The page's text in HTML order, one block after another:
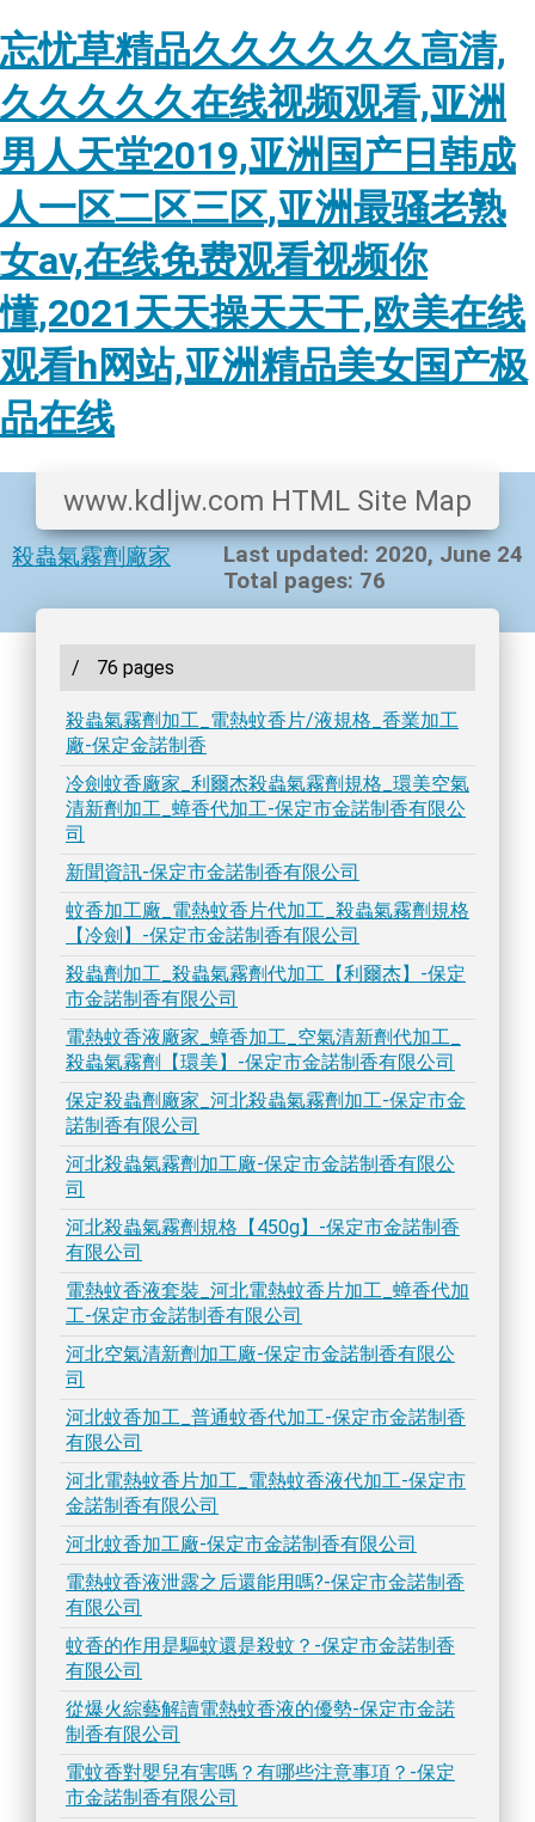
忘忧草精品久久久久久久高清,
久久久久久在线视频观看,亚洲
男人天堂2019,亚洲国产日韩成
人一区二区三区,亚洲最骚老熟
女av,在线免费观看视频你
懂,2021天天操天天干,欧美在线
观看h网站,亚洲精品美女国产极
品在线
www.kdljw.com HTML Site Map
Last updated: 2020, June 24
Total pages: 76
殺蟲氣霧劑廠家
/ 76 pages
殺蟲氣霧劑加工_電熱蚊香片/液規格_香業加工
廠-保定金諾制香
冷劍蚊香廠家_利爾杰殺蟲氣霧劑規格_環美空氣
清新劑加工_蟑香代加工-保定市金諾制香有限公
司
新聞資訊-保定市金諾制香有限公司
蚊香加工廠_電熱蚊香片代加工_殺蟲氣霧劑規格
【冷劍】-保定市金諾制香有限公司
殺蟲劑加工_殺蟲氣霧劑代加工【利爾杰】-保定
市金諾制香有限公司
電熱蚊香液廠家_蟑香加工_空氣清新劑代加工_
殺蟲氣霧劑【環美】-保定市金諾制香有限公司
保定殺蟲劑廠家_河北殺蟲氣霧劑加工-保定市金
諾制香有限公司
河北殺蟲氣霧劑加工廠-保定市金諾制香有限公
司
河北殺蟲氣霧劑規格【450g】-保定市金諾制香
有限公司
電熱蚊香液套裝_河北電熱蚊香片加工_蟑香代加
工-保定市金諾制香有限公司
河北空氣清新劑加工廠-保定市金諾制香有限公
司
河北蚊香加工_普通蚊香代加工-保定市金諾制香
有限公司
河北電熱蚊香片加工_電熱蚊香液代加工-保定市
金諾制香有限公司
河北蚊香加工廠-保定市金諾制香有限公司
電熱蚊香液泄露之后還能用嗎?-保定市金諾制香
有限公司
蚊香的作用是驅蚊還是殺蚊？-保定市金諾制香
有限公司
從爆火綜藝解讀電熱蚊香液的優勢-保定市金諾
制香有限公司
電蚊香對嬰兒有害嗎？有哪些注意事項？-保定
市金諾制香有限公司